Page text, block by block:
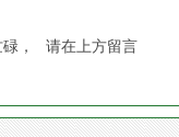
，
请在上方留言